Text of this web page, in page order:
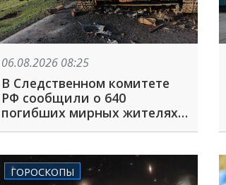
06.08.2026 08:25
В Следственном комитете
РФ сообщили о 640
погибших мирных жителях в
Курской области после атак
ГОРОСКОПЫ